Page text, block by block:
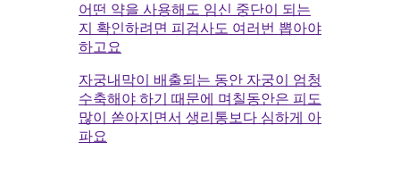
어떤 약을 사용해도 임신 중단이 되는
지 확인하려면 피검사도 여러번 뽑아야
하고요
자궁내막이 배출되는 동안 자궁이 엄청
수축해야 하기 때문에 며칠동안은 피도
많이 쏟아지면서 생리통보다 심하게 아
파요